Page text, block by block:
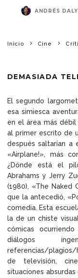
ANDRÉS DALY
Inicio Cine
DEMASIADA
El segundo
esa simiesca
en el área más
al primer escrito de
después saltarían a
«Airplane!», más
¿Dónde está el
Abrahams y Jerry
(1980), «The Naked
que la antecedió,
comedia. Esta
la de un chiste
cómicas
diálogos
referencias/plagios/
de televisión,
situaciones